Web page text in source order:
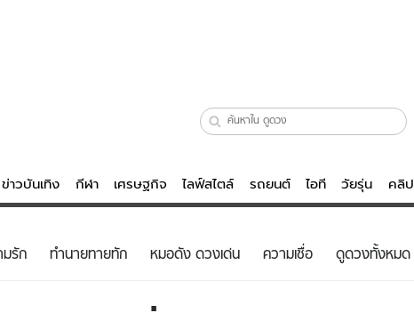
ข่าวบันเทิง กีฬา เศรษฐกิจ ไลฟ์สไตล์ รถยนต์ ไอที วัยรุ่น คลิป
ดูดวง - ตรวจหวย ไลฟ์สไตล์
รัก ทํานายทายทัก หมอดัง ดวงเด่น ความเชื่อ ดูดวงทั้งหมด